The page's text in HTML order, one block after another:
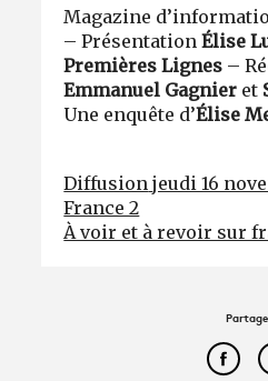
Magazine
– PrésentationÉlise
Premières Lignes –
Emmanuel Gagnier et
Une enquête d’Élise
Diffusion jeudi 16
France 2
À voir et à revoir sur